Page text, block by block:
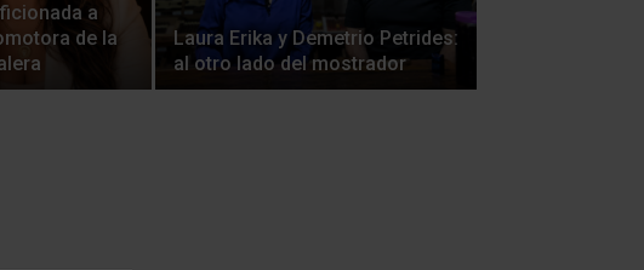
a
de la
Laura Erika y Demetrio Petrides:
al otro lado del mostrador